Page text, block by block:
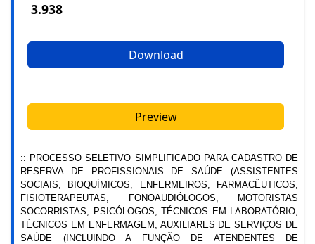
3.938
Download
Preview
:: PROCESSO SELETIVO SIMPLIFICADO PARA CADASTRO DE
RESERVA DE PROFISSIONAIS DE SAÚDE (ASSISTENTES
SOCIAIS, BIOQUÍMICOS, ENFERMEIROS, FARMACÊUTICOS,
FISIOTERAPEUTAS, FONOAUDIÓLOGOS, MOTORISTAS
SOCORRISTAS, PSICÓLOGOS, TÉCNICOS EM LABORATÓRIO,
TÉCNICOS EM ENFERMAGEM, AUXILIARES DE SERVIÇOS DE
SAÚDE (INCLUINDO A FUNÇÃO DE ATENDENTES DE